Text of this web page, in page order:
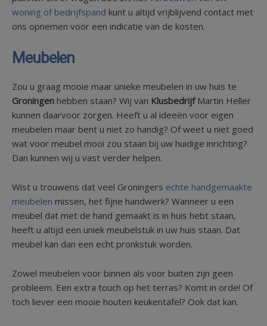
woning of bedrijfspand kunt u altijd vrijblijvend contact met
ons opnemen voor een indicatie van de kosten.
Meubelen
Zou u graag mooie maar unieke meubelen in uw huis te
Groningen hebben staan? Wij van KlusbedrijfMartin Heller
kunnen daarvoor zorgen. Heeft u al ideeën voor eigen
meubelen maar bent u niet zo handig? Of weet u niet goed
wat voor meubel mooi zou staan bij uw huidige inrichting?
Dan kunnen wij u vast verder helpen.
Wist u trouwens dat veel Groningers echte handgemaakte
meubelen missen, het fijne handwerk? Wanneer u een
meubel dat met de hand gemaakt is in huis hebt staan,
heeft u altijd een uniek meubelstuk in uw huis staan. Dat
meubel kan dan een echt pronkstuk worden.
Zowel meubelen voor binnen als voor buiten zijn geen
probleem. Een extra touch op het terras? Komt in orde! Of
toch liever een mooie houten keukentafel? Ook dat kan.